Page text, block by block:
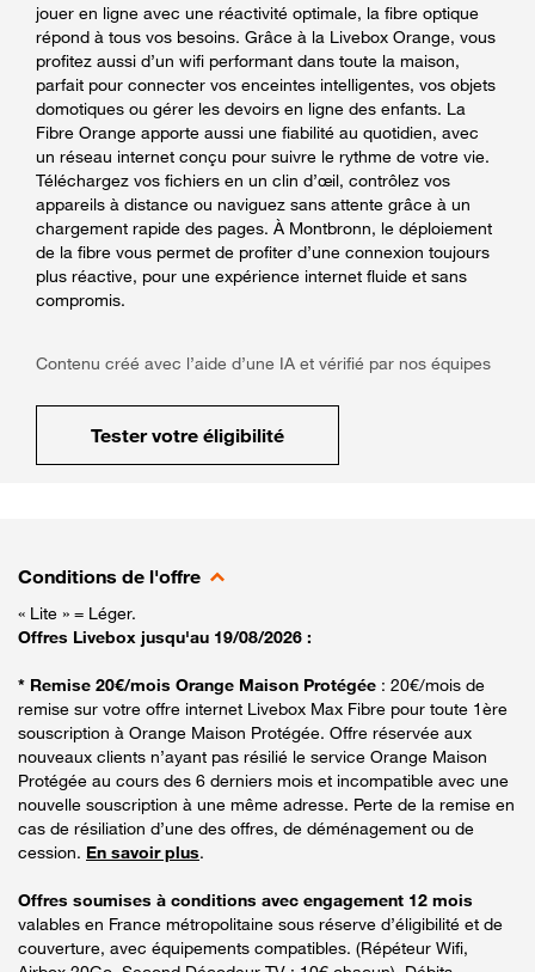
jouer en ligne avec une réactivité optimale, la fibre optique
répond à tous vos besoins. Grâce à la Livebox Orange, vous
profitez aussi d’un wifi performant dans toute la maison,
parfait pour connecter vos enceintes intelligentes, vos objets
domotiques ou gérer les devoirs en ligne des enfants. La
Fibre Orange apporte aussi une fiabilité au quotidien, avec
un réseau internet conçu pour suivre le rythme de votre vie.
Téléchargez vos fichiers en un clin d’œil, contrôlez vos
appareils à distance ou naviguez sans attente grâce à un
chargement rapide des pages. À Montbronn, le déploiement
de la fibre vous permet de profiter d’une connexion toujours
plus réactive, pour une expérience internet fluide et sans
compromis.
Contenu créé avec l’aide d’une IA et vérifié par nos équipes
Tester votre éligibilité
Conditions de l'offre
« Lite » = Léger.
Offres Livebox jusqu'au 19/08/2026 :
* Remise 20€/mois Orange Maison Protégée : 20€/mois de
remise sur votre offre internet Livebox Max Fibre pour toute 1ère
souscription à Orange Maison Protégée. Offre réservée aux
nouveaux clients n’ayant pas résilié le service Orange Maison
Protégée au cours des 6 derniers mois et incompatible avec une
nouvelle souscription à une même adresse. Perte de la remise en
cas de résiliation d’une des offres, de déménagement ou de
cession. En savoir plus.
Offres soumises à conditions avec engagement 12 mois
valables en France métropolitaine sous réserve d’éligibilité et de
couverture, avec équipements compatibles. (Répéteur Wifi,